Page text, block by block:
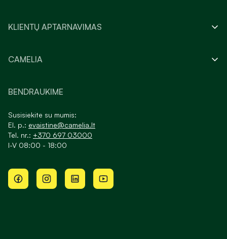
KLIENTŲ APTARNAVIMAS
CAMELIA
BENDRAUKIME
Susisiekite su mumis:
El. p.: evaistine@camelia.lt
Tel. nr.: +370 697 03000
I-V 08:00 - 18:00